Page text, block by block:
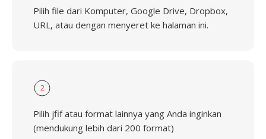
Pilih file dari Komputer, Google Drive, Dropbox,
URL, atau dengan menyeret ke halaman ini.
2
Pilih jfif atau format lainnya yang Anda inginkan
(mendukung lebih dari 200 format)